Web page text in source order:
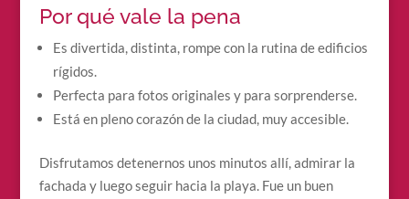
Por qué vale la pena
Es divertida, distinta, rompe con la rutina de edificios
rígidos.
Perfecta para fotos originales y para sorprenderse.
Está en pleno corazón de la ciudad, muy accesible.
Disfrutamos detenernos unos minutos allí, admirar la
fachada y luego seguir hacia la playa. Fue un buen